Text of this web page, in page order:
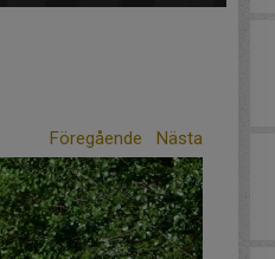
Föregående Nästa